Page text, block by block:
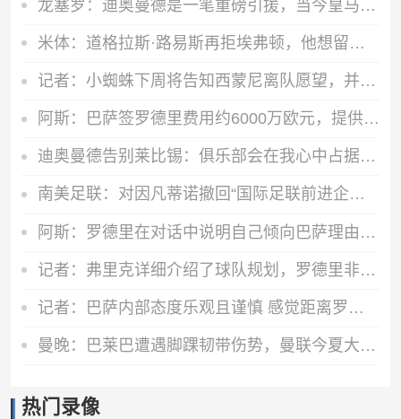
龙塞罗：迪奥曼德是一笔重磅引援，当今皇马坐拥世界独一档攻击线
米体：道格拉斯·路易斯再拒埃弗顿，他想留队 但俱乐部尚未敲定
记者：小蜘蛛下周将告知西蒙尼离队愿望，并希望得到理解和帮助
阿斯：巴萨签罗德里费用约6000万欧元，提供4年税前3000万欧合同
迪奥曼德告别莱比锡：俱乐部会在我心中占据特殊位置，感谢所有
南美足联：对因凡蒂诺撤回“国际足联前进企业计划”提案表示欢迎
阿斯：罗德里在对话中说明自己倾向巴萨理由，皇马对此理解＆祝好
记者：弗里克详细介绍了球队规划，罗德里非常认可并选择加盟巴萨
记者：巴萨内部态度乐观且谨慎 感觉距离罗德里转会完成更近了
曼晚：巴莱巴遭遇脚踝韧带伤势，曼联今夏大概率不会继续追求他
热门录像